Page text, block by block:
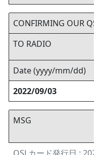
CONFIRMING OUR
TO RADIO
Date (yyyy/mm/dd)
2022/09/03
MSG